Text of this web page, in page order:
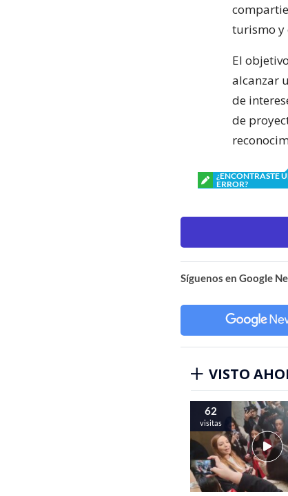
turismo y
El
alcanzar
de
de
¿ENCONTRASTE
ERROR?
Síguenos en Google
VISTO
62
visitas